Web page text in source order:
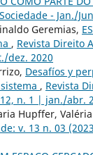
- Jan./
Geremias,
, Revista Direito
dez. 2020
Desafíos y
, Revista
n. 1 | jan./abr.
Hupffer,
v. 13 n. 03